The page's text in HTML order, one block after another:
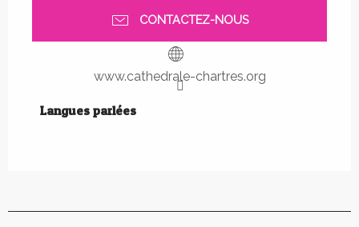
CONTACTEZ-NOUS
www.cathedrale-chartres.org
Langues parlées
Langues parlées